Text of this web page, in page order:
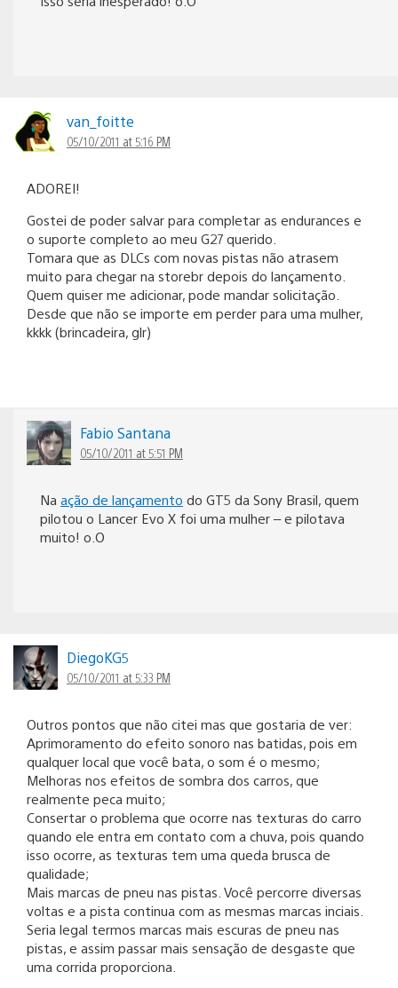
van_foitte
05/10/2011 at 5:16 PM
ADOREI!
Gostei de poder salvar para completar as endurances e
o suporte completo ao meu G27 querido.
Tomara que as DLCs com novas pistas não atrasem
muito para chegar na storebr depois do lançamento.
Quem quiser me adicionar, pode mandar solicitação.
Desde que não se importe em perder para uma mulher,
kkkk (brincadeira, glr)
Fabio Santana
05/10/2011 at 5:51 PM
Na ação de lançamento do GT5 da Sony Brasil, quem
pilotou o Lancer Evo X foi uma mulher – e pilotava
muito! o.O
DiegoKG5
05/10/2011 at 5:33 PM
Outros pontos que não citei mas que gostaria de ver:
Aprimoramento do efeito sonoro nas batidas, pois em
qualquer local que você bata, o som é o mesmo;
Melhoras nos efeitos de sombra dos carros, que
realmente peca muito;
Consertar o problema que ocorre nas texturas do carro
quando ele entra em contato com a chuva, pois quando
isso ocorre, as texturas tem uma queda brusca de
qualidade;
Mais marcas de pneu nas pistas. Você percorre diversas
voltas e a pista continua com as mesmas marcas inciais.
Seria legal termos marcas mais escuras de pneu nas
pistas, e assim passar mais sensação de desgaste que
uma corrida proporciona.